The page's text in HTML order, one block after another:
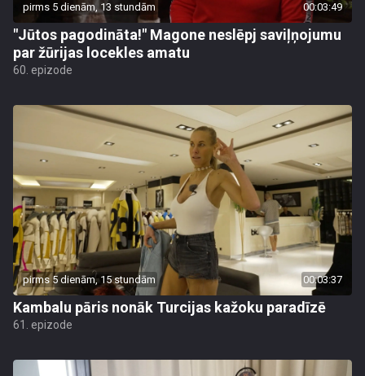
pirms 5 dienām, 13 stundām 00:03:49
"Jūtos pagodināta!" Magone neslēpj saviļņojumu
par žūrijas locekles amatu
60. epizode
pirms 5 dienām, 15 stundām 00:03:37
Kambalu pāris nonāk Turcijas kažoku paradīzē
61. epizode